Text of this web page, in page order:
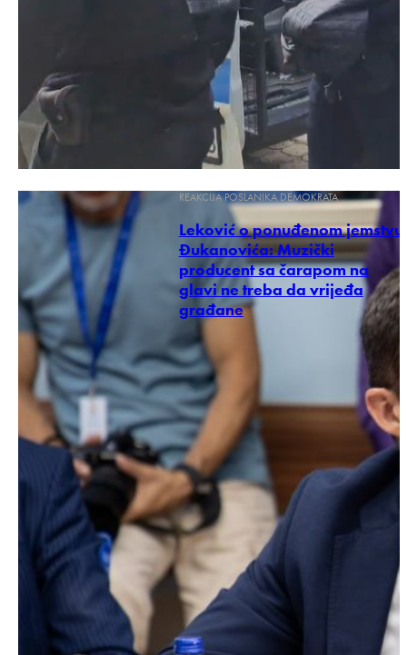
REAKCIJA POSLANIKA DEMOKRATA
Leković o ponuđenom jemstvu
Đukanovića: Muzički
producent sa čarapom na
glavi ne treba da vrijeđa
građane